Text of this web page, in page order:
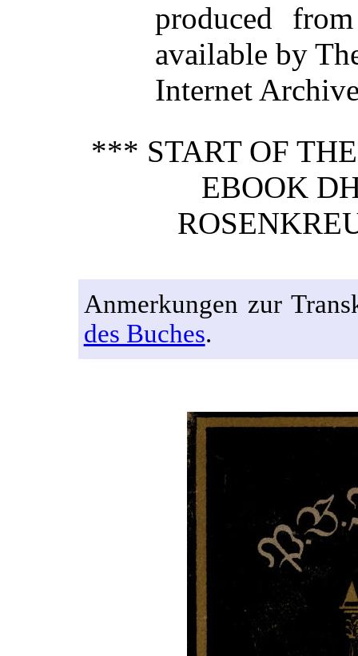
produced
available by
Internet
*** START OF
EBOOK
Anmerkungen zur
des Buches.